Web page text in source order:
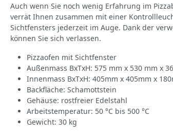
Auch wenn Sie noch wenig Erfahrung im
verrät Ihnen zusammen mit einer
Sichtfensters jederzeit im Auge. Dank der
können Sie sich verlassen.
Pizzaofen mit Sichtfenster
Außenmass BxTxH: 575 mm x 530 mm x
Innenmass BxTxH: 405mm x 405mm x
Backfläche: Schamottstein
Gehäuse: rostfreier Edelstahl
Arbeitstemperatur: 50 °C bis 500 °C
Gewicht: 30 kg